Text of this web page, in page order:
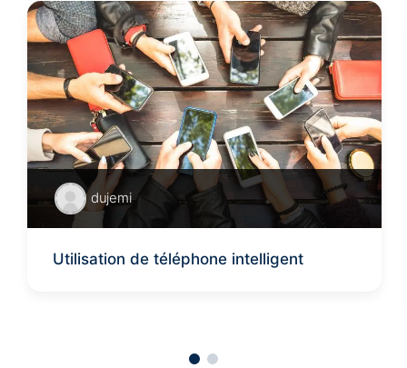
dujemi
Utilisation de téléphone intelligent